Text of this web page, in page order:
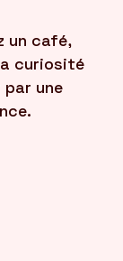
un café,
curiosité
une